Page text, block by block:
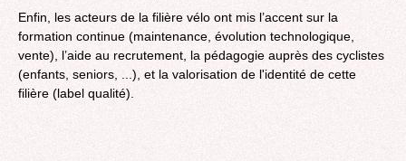
Enfin, les acteurs de la filière vélo ont mis l’accent sur la
formation continue (maintenance, évolution technologique,
vente), l’aide au recrutement, la pédagogie auprès des cyclistes
(enfants, seniors, ...), et la valorisation de l'identité de cette
filière (label qualité).